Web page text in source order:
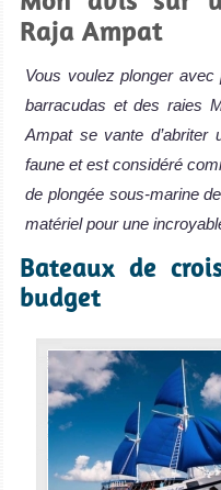
Raja Ampat
Vous voulez plonger
barracudas et des raies
Ampat se vante
faune et est considéré
de plongée sous-marine
matériel pour une
Bateaux de
budget